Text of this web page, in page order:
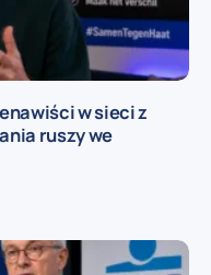
w sieci z
ruszy we